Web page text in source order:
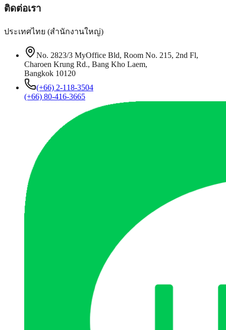
ติดต่อเรา
ประเทศไทย (สำนักงานใหญ่)
No. 2823/3 MyOffice Bld, Room No. 215, 2nd Fl,
Charoen Krung Rd., Bang Kho Laem,
Bangkok 10120
(+66) 2-118-3504
(+66) 80-416-3665